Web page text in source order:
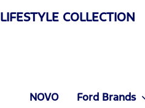
LIFESTYLE COLLECTION
NOVO Ford Brands